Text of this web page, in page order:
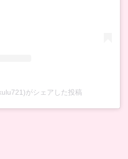
がシェアした投稿